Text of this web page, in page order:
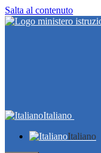
Salta al contenuto
Italiano
Italiano